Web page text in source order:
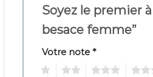
Soyez le premier
besace femme”
Votre note *